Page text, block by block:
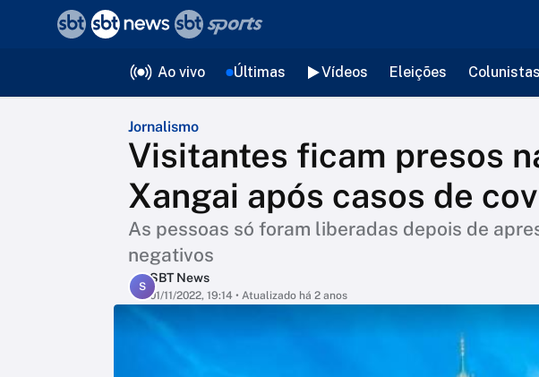
Ao vivo Últimas Vídeos Eleições Colunistas
Jornalismo
Visitantes ficam presos
Xangai após casos de
As pessoas só foram liberadas depois de
negativos
S
SBT News
01/11/2022, 19:14 • Atualizado há 2 anos
voltar
Editorias